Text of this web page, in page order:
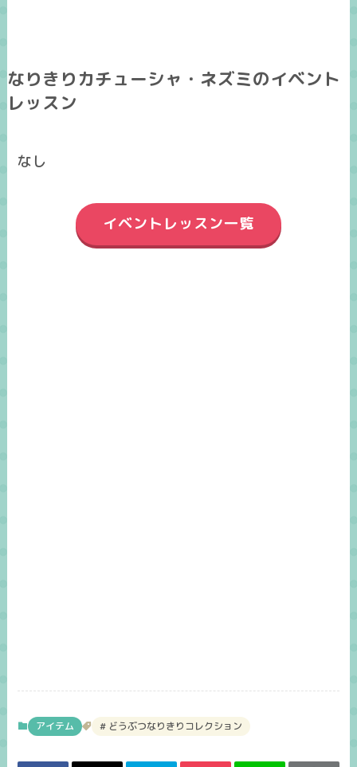
なりきりカチューシャ・ネズミのイベント
レッスン
なし
イベントレッスン一覧
アイテム どうぶつなりきりコレクション